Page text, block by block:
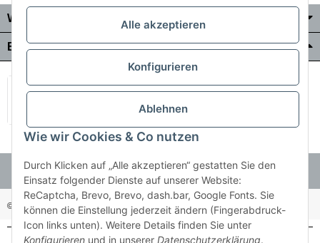
Wo Sie uns finden
Bezahlung & Versand
© Holzner-Trading GmbH&Co KG Besucherzähler: 3510286
Alle akzeptieren
Konfigurieren
Ablehnen
Wie wir Cookies & Co nutzen
Durch Klicken auf „Alle akzeptieren“ gestatten Sie den
Einsatz folgender Dienste auf unserer Website:
ReCaptcha, Brevo, Brevo, dash.bar, Google Fonts. Sie
können die Einstellung jederzeit ändern (Fingerabdruck-
Icon links unten). Weitere Details finden Sie unter
Konfigurieren und in unserer Datenschutzerklärung.